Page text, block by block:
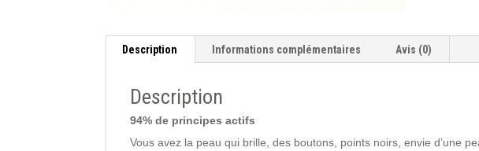
Description Informations complémentaires Avis (0)
Description
94% de principes actifs
Vous avez la peau qui brille, des boutons, points noirs, envie d’une